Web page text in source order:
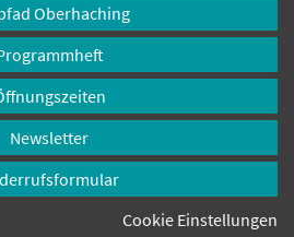
Oberhaching
Newsletter
Cookie Einstellungen